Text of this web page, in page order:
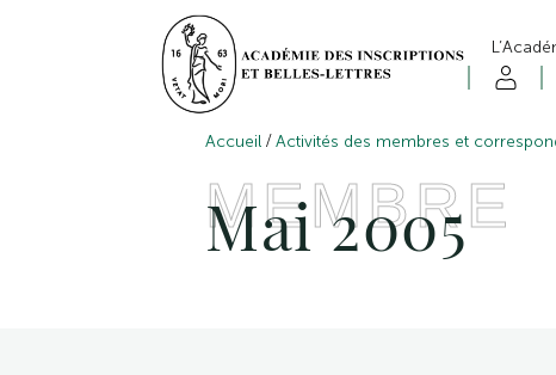
Accueil /Activités des membres et
MEMBRE
Mai 2005